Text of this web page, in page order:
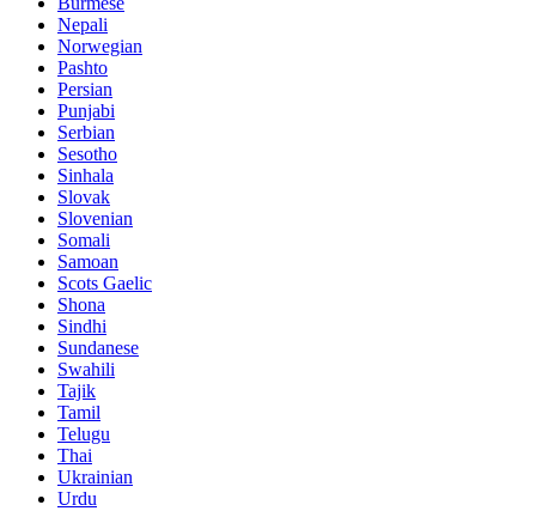
Nepali
Norwegian
Pashto
Persian
Punjabi
Serbian
Sesotho
Sinhala
Slovak
Slovenian
Somali
Samoan
Scots Gaelic
Shona
Sindhi
Sundanese
Swahili
Tajik
Tamil
Telugu
Thai
Ukrainian
Urdu